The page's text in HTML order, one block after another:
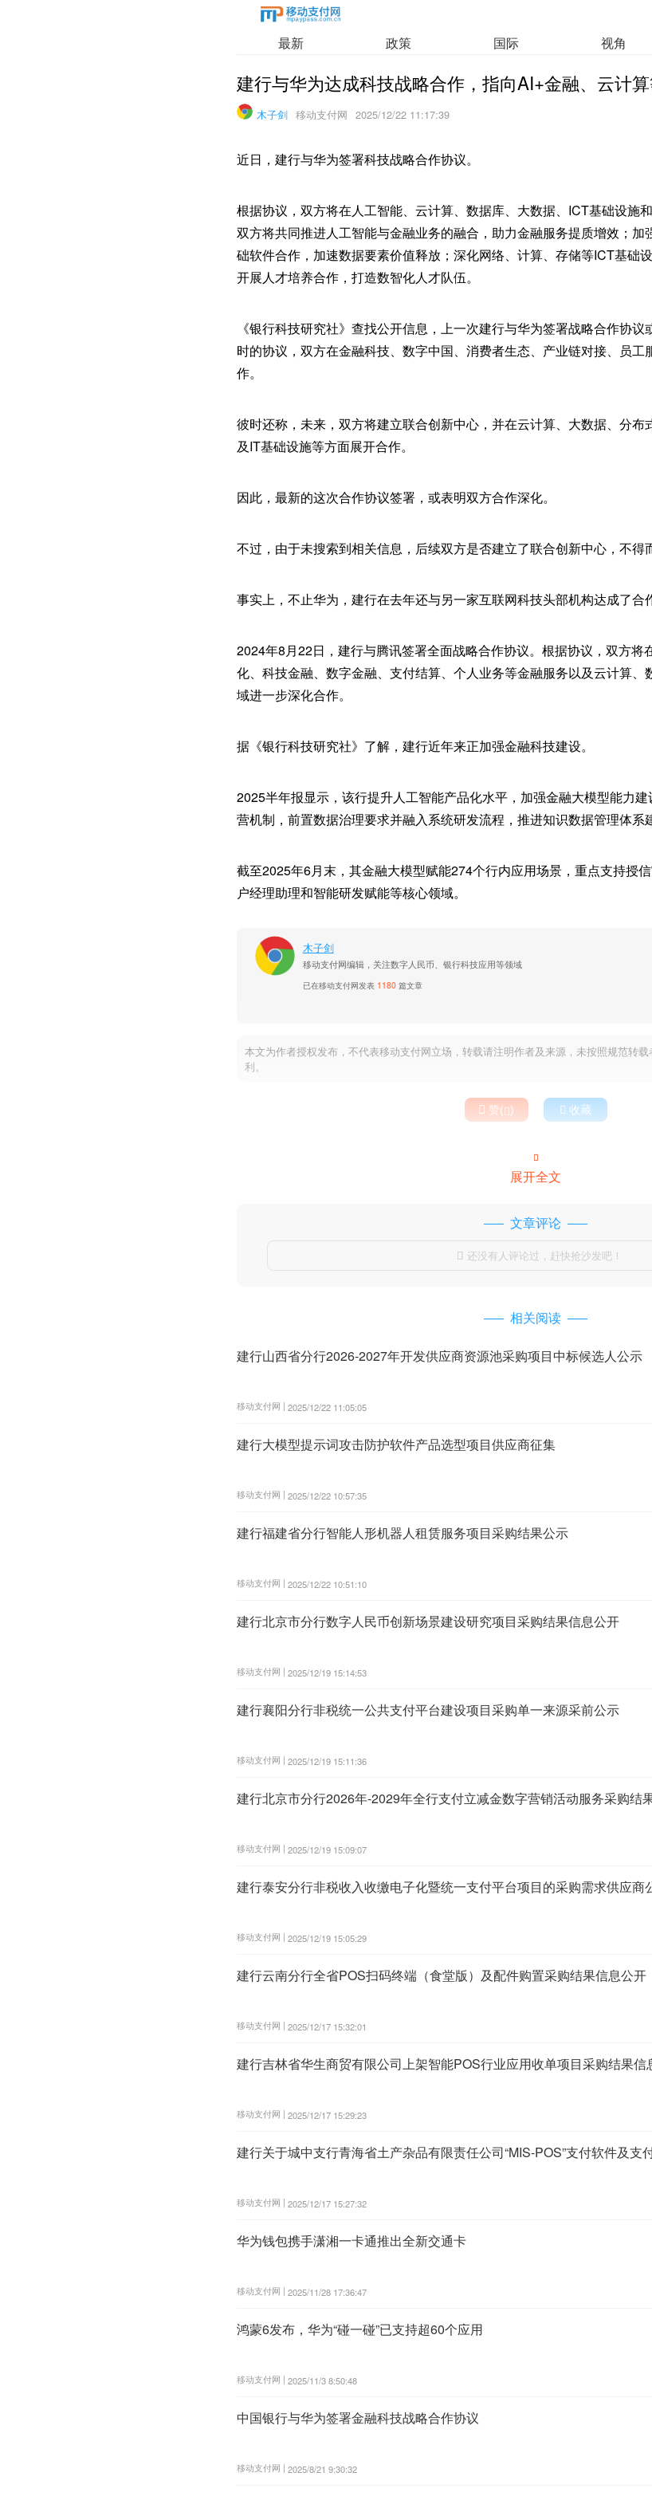
最新 政策 国际 视角
建行与华为达成科技战略合作，指向AI+金融、云计
木子剑 移动支付网 2025/12/22 11:17:39
近日，建行与华为签署科技战略合作协议。
根据协议，双方将在人工智能、云计算、数据库、大数据、ICT基础设施
双方将共同推进人工智能与金融业务的融合，助力金融服务提质增效；加
础软件合作，加速数据要素价值释放；深化网络、计算、存储等ICT基础
开展人才培养合作，打造数智化人才队伍。
《银行科技研究社》查找公开信息，上一次建行与华为签署战略合作协
时的协议，双方在金融科技、数字中国、消费者生态、产业链对接、员工
作。
彼时还称，未来，双方将建立联合创新中心，并在云计算、大数据、分
及IT基础设施等方面展开合作。
因此，最新的这次合作协议签署，或表明双方合作深化。
不过，由于未搜索到相关信息，后续双方是否建立了联合创新中心，不得
事实上，不止华为，建行在去年还与另一家互联网科技头部机构达成了合
2024年8月22日，建行与腾讯签署全面战略合作协议。根据协议，双方将
化、科技金融、数字金融、支付结算、个人业务等金融服务以及云计算、
域进一步深化合作。
据《银行科技研究社》了解，建行近年来正加强金融科技建设。
2025半年报显示，该行提升人工智能产品化水平，加强金融大模型能力
营机制，前置数据治理要求并融入系统研发流程，推进知识数据管理体系
截至2025年6月末，其金融大模型赋能274个行内应用场景，重点支持授
户经理助理和智能研发赋能等核心领域。
木子剑
移动支付网编辑，关注数字人民币、银行科技应用等领域
已在移动支付网发表 1180篇文章
本文为作者授权发布，不代表移动支付网立场，转载请注明作者及来源，未按照规范转
利。
 赞()  收藏

展开全文
文章评论
 还没有人评论过，赶快抢沙发吧！
相关阅读
建行山西省分行2026-2027年开发供应商资源池采购项目中标候选人公示
移动支付网 | 2025/12/22 11:05:05
建行大模型提示词攻击防护软件产品选型项目供应商征集
移动支付网 | 2025/12/22 10:57:35
建行福建省分行智能人形机器人租赁服务项目采购结果公示
移动支付网 | 2025/12/22 10:51:10
建行北京市分行数字人民币创新场景建设研究项目采购结果信息公开
移动支付网 | 2025/12/19 15:14:53
建行襄阳分行非税统一公共支付平台建设项目采购单一来源采前公示
移动支付网 | 2025/12/19 15:11:36
建行北京市分行2026年-2029年全行支付立减金数字营销活动服务采购结
移动支付网 | 2025/12/19 15:09:07
建行泰安分行非税收入收缴电子化暨统一支付平台项目的采购需求供应商
移动支付网 | 2025/12/19 15:05:29
建行云南分行全省POS扫码终端（食堂版）及配件购置采购结果信息公开
移动支付网 | 2025/12/17 15:32:01
建行吉林省华生商贸有限公司上架智能POS行业应用收单项目采购结果信
移动支付网 | 2025/12/17 15:29:23
建行关于城中支行青海省土产杂品有限责任公司“MIS-POS”支付软件及
移动支付网 | 2025/12/17 15:27:32
华为钱包携手潇湘一卡通推出全新交通卡
移动支付网 | 2025/11/28 17:36:47
鸿蒙6发布，华为“碰一碰”已支持超60个应用
移动支付网 | 2025/11/3 8:50:48
中国银行与华为签署金融科技战略合作协议
移动支付网 | 2025/8/21 9:30:32